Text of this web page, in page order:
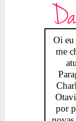
Oi eu
me
por